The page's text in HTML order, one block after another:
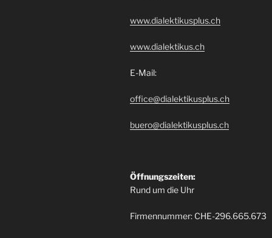
www.dialektikusplus.ch
www.dialektikus.ch
E-Mail:
office@dialektikusplus.ch
buero@dialektikusplus.ch
Öffnungszeiten:
Rund um die Uhr
Firmennummer: CHE-296.665.673